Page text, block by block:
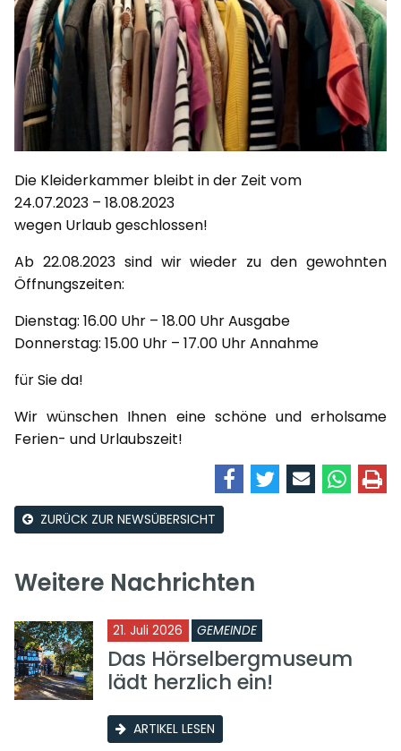
Die Kleiderkammer bleibt in der Zeit vom
24.07.2023 – 18.08.2023
wegen Urlaub geschlossen!
Ab 22.08.2023 sind wir wieder zu den gewohnten
Öffnungszeiten:
Dienstag: 16.00 Uhr – 18.00 Uhr Ausgabe
Donnerstag: 15.00 Uhr – 17.00 Uhr Annahme
für Sie da!
Wir wünschen Ihnen eine schöne und erholsame
Ferien- und Urlaubszeit!
ZURÜCK ZUR NEWSÜBERSICHT
Weitere Nachrichten
21. Juli 2026 GEMEINDE
Das Hörselbergmuseum
lädt herzlich ein!
ARTIKEL LESEN